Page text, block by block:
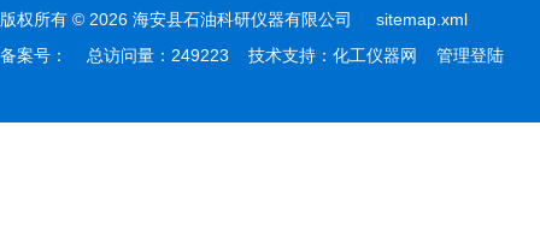
版权所有 © 2026 海安县石油科研仪器有限公司 sitemap.xml
备案号：
总访问量：249223 技术支持： 化工仪器网 管理登陆